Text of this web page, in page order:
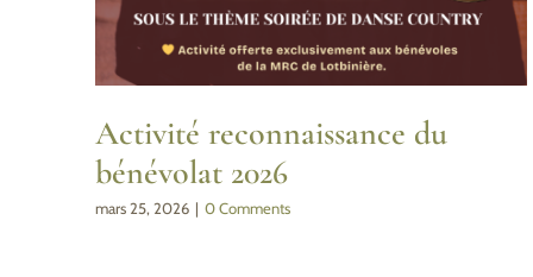
Activité reconnaissance du
bénévolat 2026
mars 25, 2026 | 0 Comments